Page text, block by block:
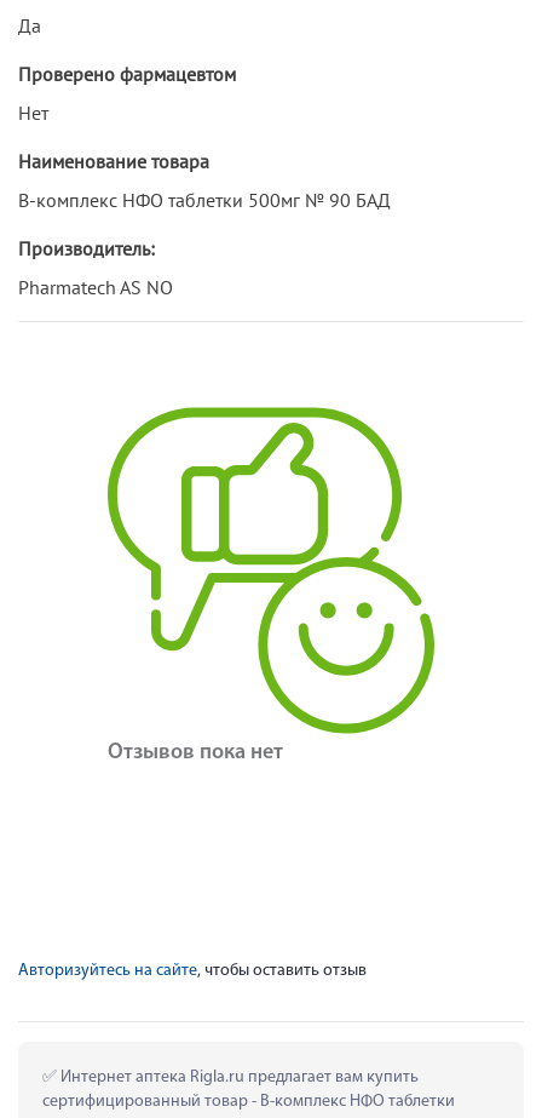
Да
Проверено фармацевтом
Нет
Наименование товара
B-комплекс НФО таблетки 500мг № 90 БАД
Производитель:
Pharmatech AS NO
Отзывов пока нет
Авторизуйтесь на сайте, чтобы оставить отзыв
Интернет аптека Rigla.ru предлагает вам купить
сертифицированный товар - B-комплекс НФО таблетки